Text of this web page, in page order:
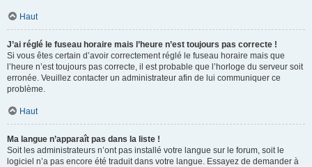
Haut
J’ai réglé le fuseau horaire mais l’heure n’est toujours pas correcte !
Si vous êtes certain d’avoir correctement réglé le fuseau horaire mais que
l’heure n’est toujours pas correcte, il est probable que l’horloge du serveur soit
erronée. Veuillez contacter un administrateur afin de lui communiquer ce
problème.
Haut
Ma langue n’apparaît pas dans la liste !
Soit les administrateurs n’ont pas installé votre langue sur le forum, soit le
logiciel n’a pas encore été traduit dans votre langue. Essayez de demander à